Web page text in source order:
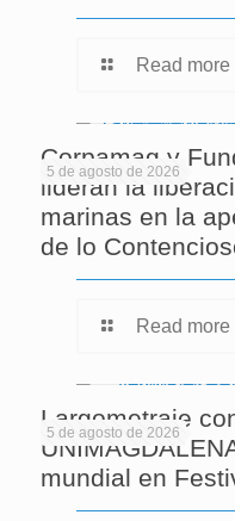
Read more
5 de agosto de 2026
Corpamag y
lideran la
marinas en la
de lo
Read more
5 de agosto de 2026
Largometraje
mundial en